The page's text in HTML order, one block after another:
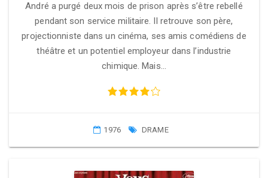
André a purgé deux mois de prison après s’être rebellé
pendant son service militaire. Il retrouve son père,
projectionniste dans un cinéma, ses amis comédiens de
théâtre et un potentiel employeur dans l’industrie
chimique. Mais…
1976 DRAME